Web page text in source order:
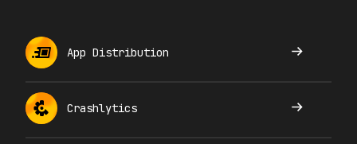
App Distribution
Crashlytics